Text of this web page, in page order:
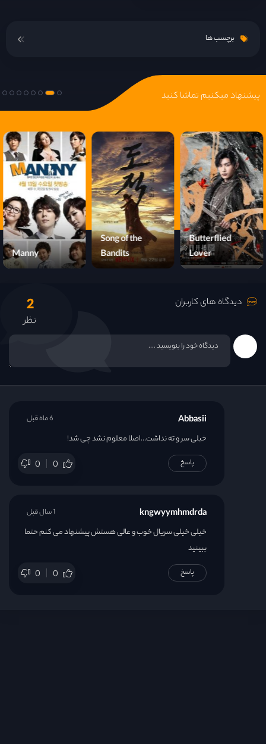
قسمت 18
قسمت 20
قسمت 21
قسمت 22
برچسب ها
پیشنهاد میکنیم تماشا کنید
Butterflied
Lover
Song of the
Bandits
Manny
دیدگاه های کاربران 2
نظر
Abbasii
خیلی سر و ته نداشت…اصلا معلوم نشد چی شد!
0 0
6 ماه قبل
پاسخ
kngwyymhmdrda
خيلی خيلی سریال خوب و عالی هستش پیشنهاد می کنم حتما
ببینید
0 0
1 سال قبل
پاسخ